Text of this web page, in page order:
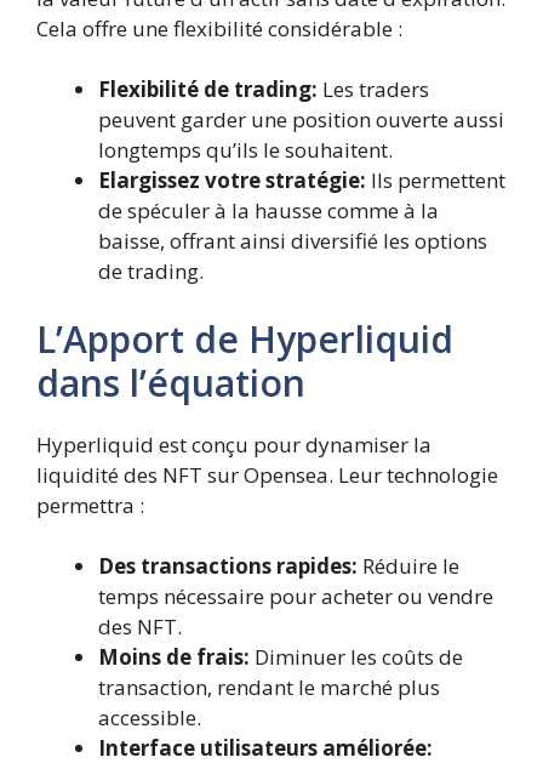
Cela offre une flexibilité considérable :
Flexibilité de trading: Les traders
peuvent garder une position ouverte aussi
longtemps qu’ils le souhaitent.
Elargissez votre stratégie: Ils permettent
de spéculer à la hausse comme à la
baisse, offrant ainsi diversifié les options
de trading.
L’Apport de Hyperliquid
dans l’équation
Hyperliquid est conçu pour dynamiser la
liquidité des NFT sur Opensea. Leur technologie
permettra :
Des transactions rapides: Réduire le
temps nécessaire pour acheter ou vendre
des NFT.
Moins de frais: Diminuer les coûts de
transaction, rendant le marché plus
accessible.
Interface utilisateurs améliorée: